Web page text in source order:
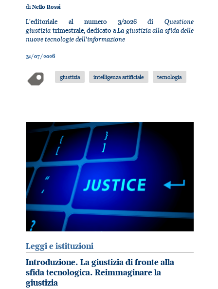
diNello Rossi
L'editoriale al numero 3/2026 di Questione
giustizia trimestrale, dedicato aLa giustizia alla sfida delle
nuove tecnologie dell'informazione
31/07/2026
giustizia intelligenza artificiale tecnologia
Leggi e istituzioni
Introduzione. La giustizia di fronte alla
sfida tecnologica. Reimmaginare la
giustizia